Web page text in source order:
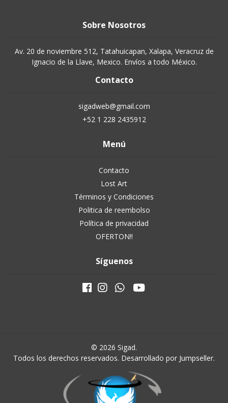
Sobre Nosotros
Av. 20 de noviembre 512, Tatahuicapan, Xalapa, Veracruz de
Ignacio de la Llave, Mexico. Envíos a todo México.
Contacto
sigadweb@gmail.com
+52 1 228 2435912
Menú
Contacto
Lost Art
Términos y Condiciones
Politica de reembolso
Política de privacidad
OFERTON!!
Síguenos
© 2026 Sigad.
Todos los derechos reservados. Desarrollado por Jumpseller.